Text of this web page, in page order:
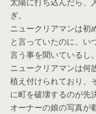
太陽に打ち込んだら、
ぎ。
ニュークリアマンは初
と言っていたのに、い
言う事を聞いているし。
ニュークリアマンは何
植え付けられており、
に町を破壊するのが先決
オーナーの娘の写真が